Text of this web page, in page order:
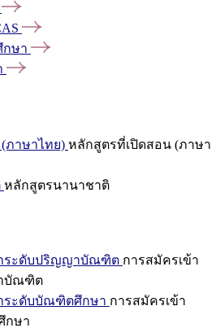
กษา
ภาษาไทย) หลักสูตรที่เปิดสอน (ภาษา
หลักสูตรนานาชาติ
ระดับปริญญาบัณฑิต การสมัครเข้า
บัณฑิต
ระดับบัณฑิตศึกษา การสมัครเข้า
กษา